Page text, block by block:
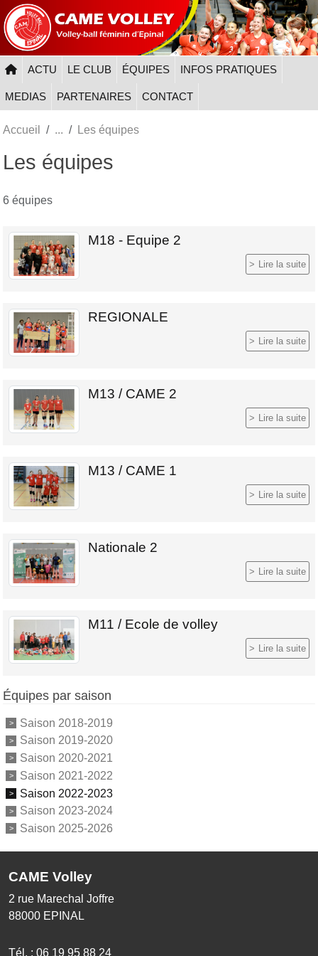
ACTU LE CLUB ÉQUIPES INFOS PRATIQUES
MEDIAS PARTENAIRES CONTACT
Accueil Les équipes
Les équipes
6 équipes
M18 - Equipe 2
Lire la suite
REGIONALE
Lire la suite
M13 / CAME 2
Lire la suite
M13 / CAME 1
Lire la suite
Nationale 2
Lire la suite
M11 / Ecole de volley
Lire la suite
Équipes par saison
Saison 2018-2019
Saison 2019-2020
Saison 2020-2021
Saison 2021-2022
Saison 2022-2023
Saison 2023-2024
Saison 2025-2026
CAME Volley
2 rue Marechal Joffre
88000 EPINAL
Tél. : 06 19 95 88 24
Panneau de gestion des cookies